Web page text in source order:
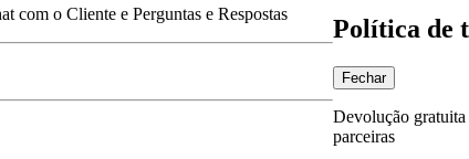
com o Cliente e Perguntas e Respostas
Política de
Fechar
Devolução
parceiras